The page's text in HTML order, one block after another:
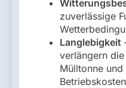
zuverlässige
Langlebigkeit
verlängern
Mülltonne